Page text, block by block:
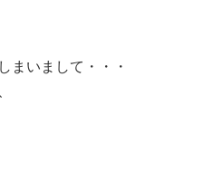
まいまして・・・